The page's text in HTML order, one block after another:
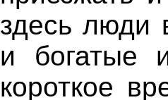
здесь люди
и богатые
короткое